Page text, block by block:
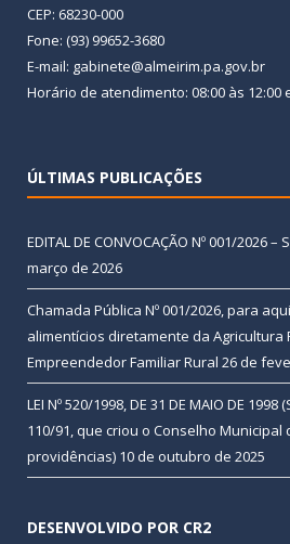
CEP: 68230-000
Fone: (93) 99652-3680
E-mail: gabinete@almeirim.pa.gov.br
Horário de atendimento: 08:00 às 12:00
ÚLTIMAS PUBLICAÇÕES
EDITAL DE CONVOCAÇÃO Nº 001/2026 –
março de 2026
Chamada Pública Nº 001/2026, para
alimentícios diretamente da Agricultura
Empreendedor Familiar Rural 26 de
LEI Nº 520/1998, DE 31 DE MAIO DE
110/91, que criou o Conselho
providências) 10 de outubro de 2025
DESENVOLVIDO POR CR2